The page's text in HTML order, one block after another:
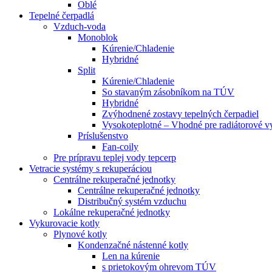
Oblé
Tepelné čerpadlá
Vzduch-voda
Monoblok
Kúrenie/Chladenie
Hybridné
Split
Kúrenie/Chladenie
So stavaným zásobníkom na TÚV
Hybridné
Zvýhodnené zostavy tepelných čerpadiel
Vysokoteplotné – Vhodné pre radiátorové
Príslušenstvo
Fan-coily
Pre prípravu teplej vody tepcerp
Vetracie systémy s rekuperáciou
Centrálne rekuperačné jednotky
Centrálne rekuperačné jednotky
Distribučný systém vzduchu
Lokálne rekuperačné jednotky
Vykurovacie kotly
Plynové kotly
Kondenzačné nástenné kotly
Len na kúrenie
s prietokovým ohrevom TÚV